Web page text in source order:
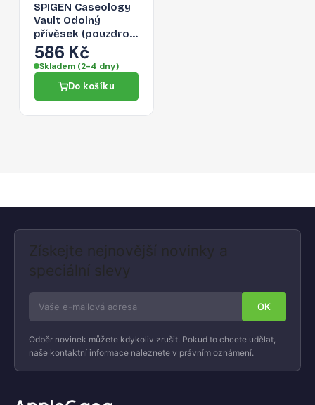
SPIGEN Caseology
Vault Odolný
přívěsek (pouzdro)
na klíče s karabinou
pro Apple AirTag,
černý
586 Kč
Skladem (2-4 dny)
Do košíku
Získejte nejnovější novinky a
speciální slevy
Odběr novinek můžete kdykoliv zrušit. Pokud to chcete udělat,
naše kontaktní informace naleznete v právním oznámení.